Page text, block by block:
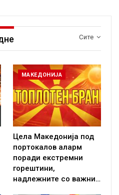
Сите
МАКЕДОНИЈА
Цела Македонија под
портокалов аларм
поради екстремни
горештини,
надлежните со важни…